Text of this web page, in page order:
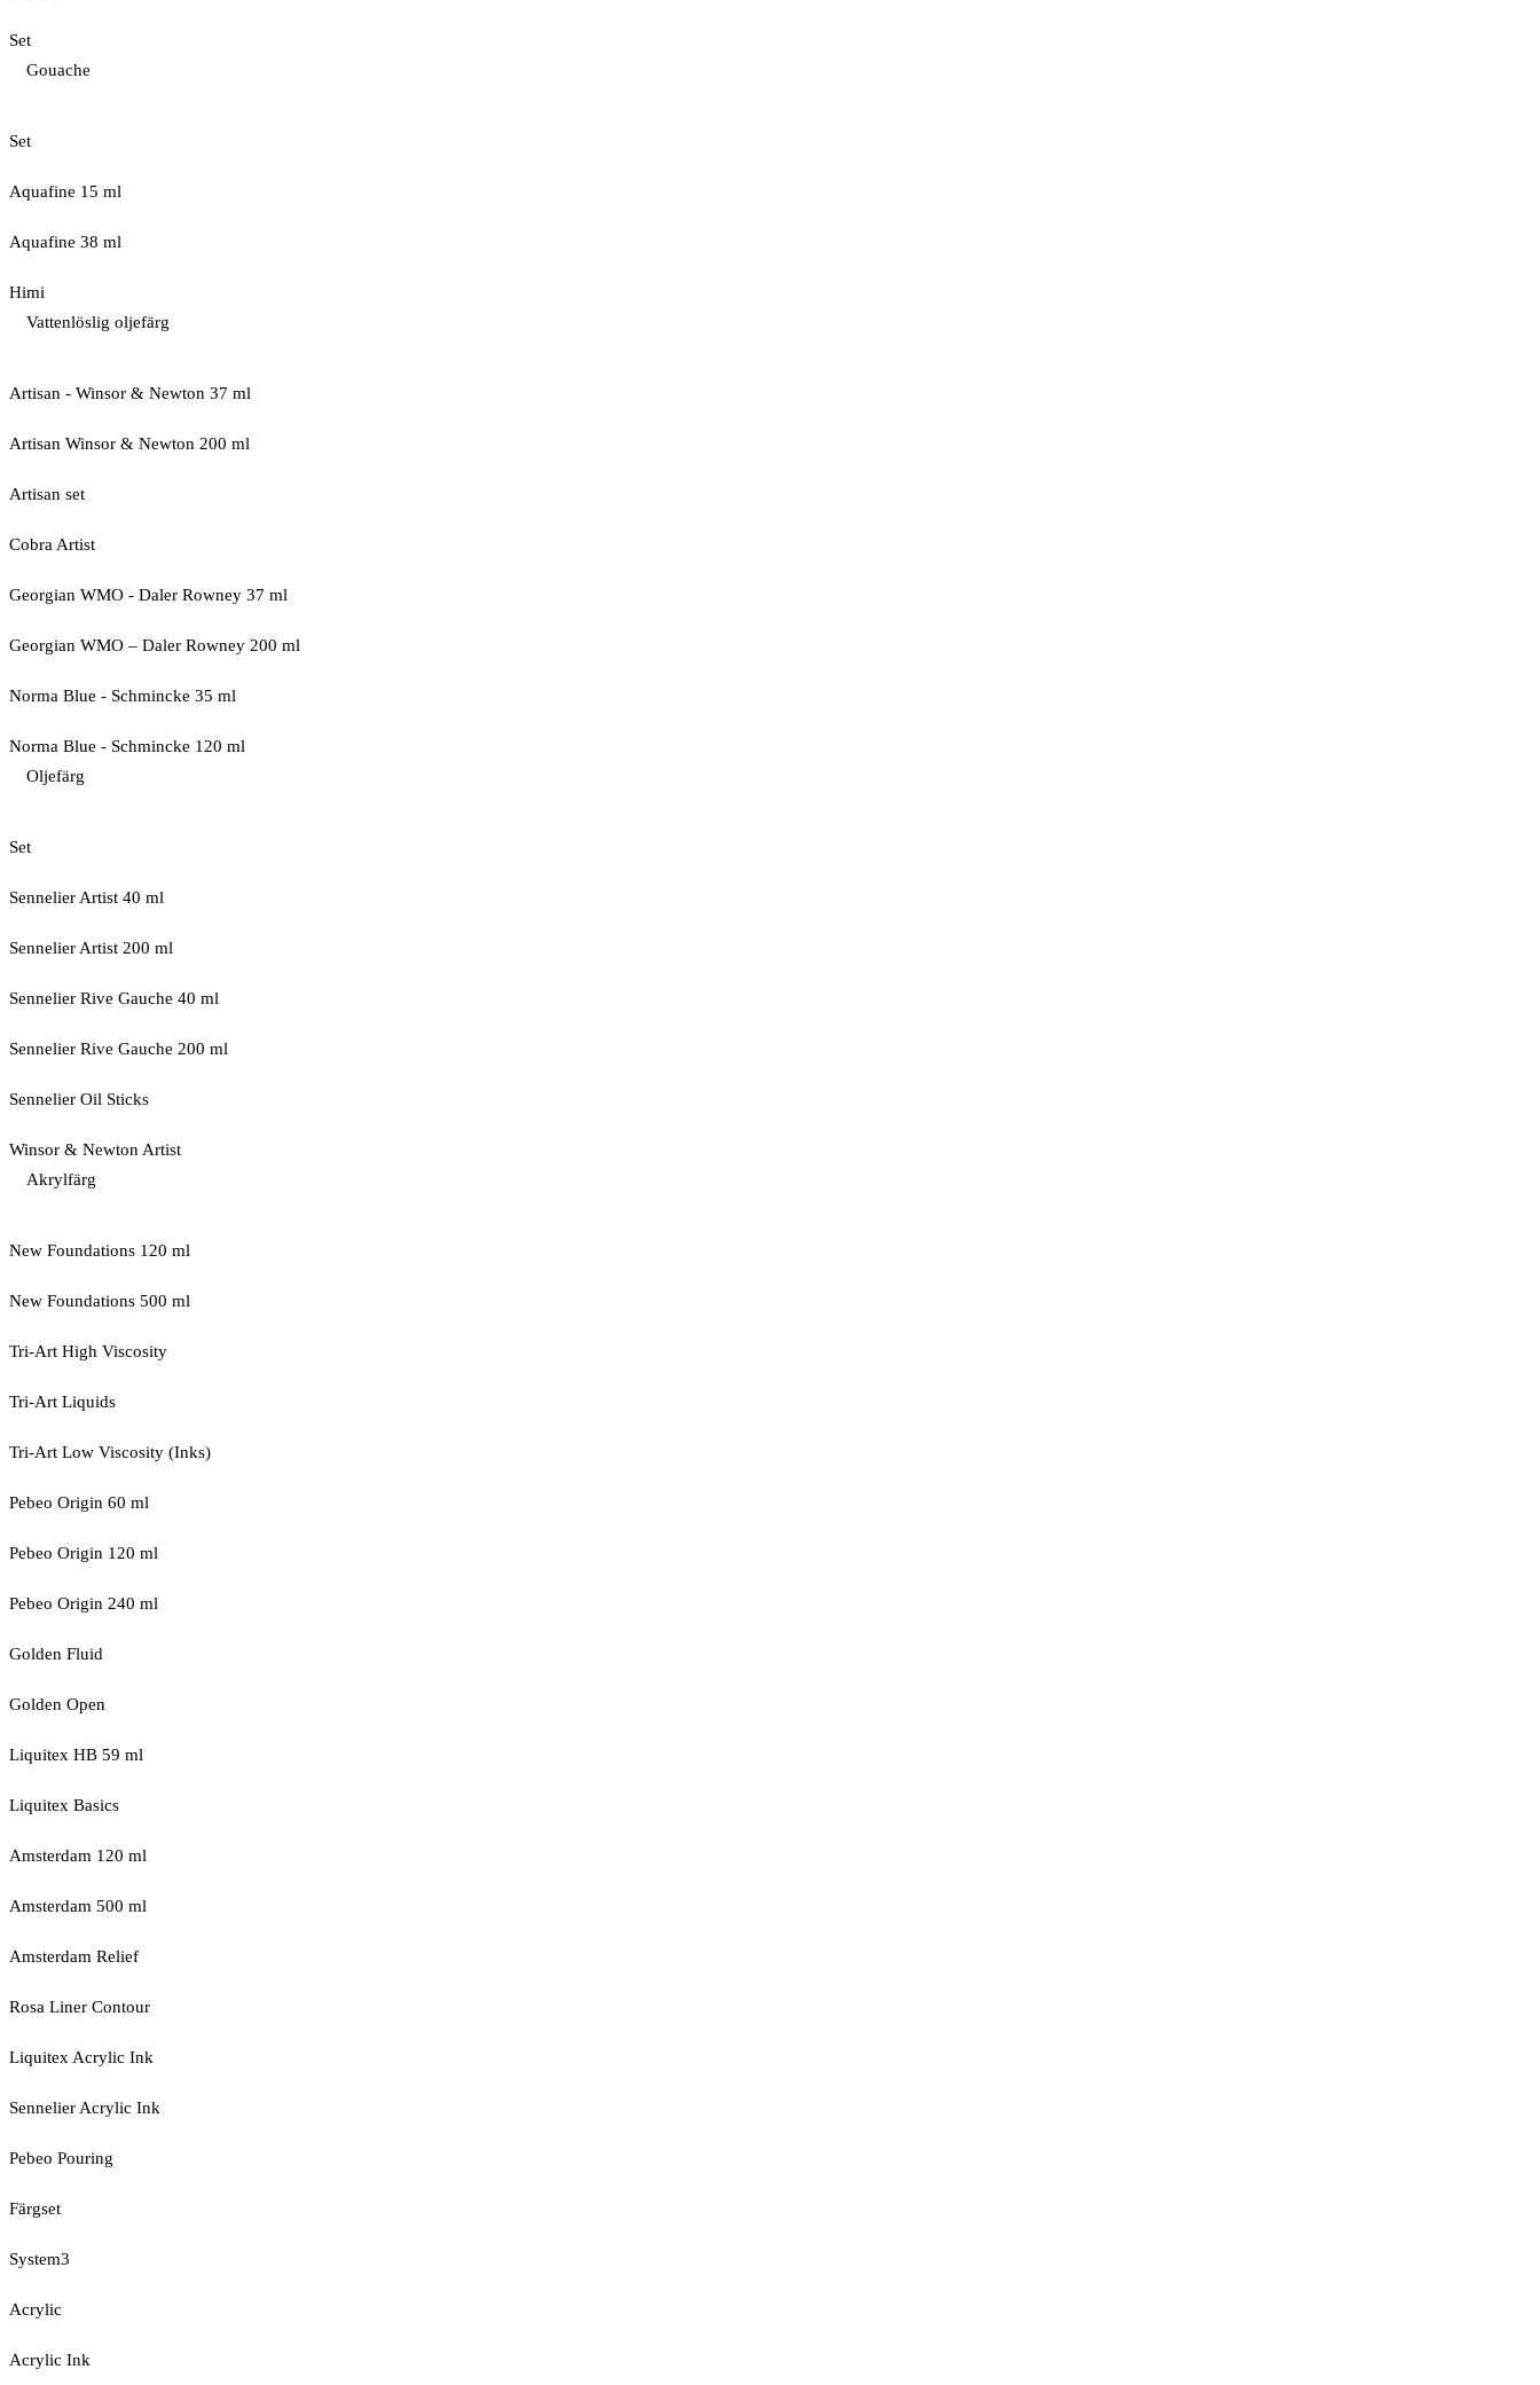
Set
Gouache
Set
Aquafine 15 ml
Aquafine 38 ml
Himi
Vattenlöslig oljefärg
Artisan - Winsor & Newton 37 ml
Artisan Winsor & Newton 200 ml
Artisan set
Cobra Artist
Georgian WMO - Daler Rowney 37 ml
Georgian WMO – Daler Rowney 200 ml
Norma Blue - Schmincke 35 ml
Norma Blue - Schmincke 120 ml
Oljefärg
Set
Sennelier Artist 40 ml
Sennelier Artist 200 ml
Sennelier Rive Gauche 40 ml
Sennelier Rive Gauche 200 ml
Sennelier Oil Sticks
Winsor & Newton Artist
Akrylfärg
New Foundations 120 ml
New Foundations 500 ml
Tri-Art High Viscosity
Tri-Art Liquids
Tri-Art Low Viscosity (Inks)
Pebeo Origin 60 ml
Pebeo Origin 120 ml
Pebeo Origin 240 ml
Golden Fluid
Golden Open
Liquitex HB 59 ml
Liquitex Basics
Amsterdam 120 ml
Amsterdam 500 ml
Amsterdam Relief
Rosa Liner Contour
Liquitex Acrylic Ink
Sennelier Acrylic Ink
Pebeo Pouring
Färgset
System3
Acrylic
Acrylic Ink